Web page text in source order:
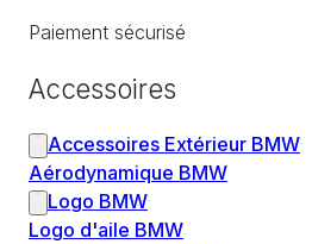
Paiement sécurisé
Accessoires
Accessoires Extérieur BMW
Aérodynamique BMW
Logo BMW
Logo d'aile BMW